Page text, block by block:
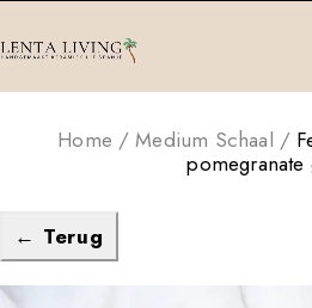
Home / Medium Schaal /
pomegranate
← Terug